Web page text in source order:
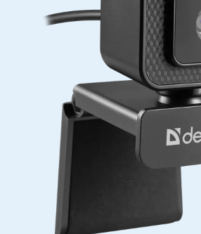
Комп'ютерні мікрофони
Бездротові гарнітури
Гарнітури для мобільних
Комп'ютерні гарнітури
Навушники
Акустичні системи
Акустичні системи 5.1
Саундбари
Акустичні системи 2.1
Радіоприймачі